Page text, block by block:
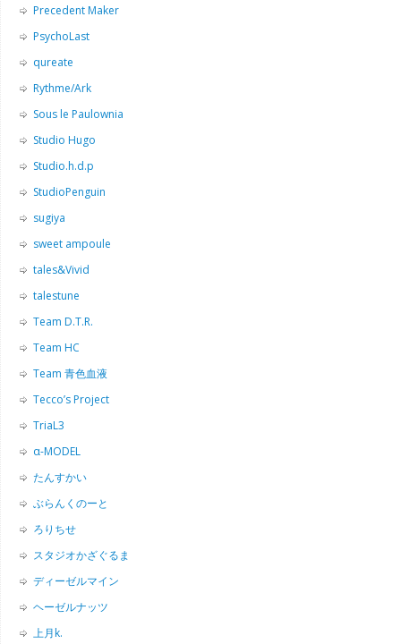
Precedent Maker
PsychoLast
qureate
Rythme/Ark
Sous le Paulownia
Studio Hugo
Studio.h.d.p
StudioPenguin
sugiya
sweet ampoule
tales&Vivid
talestune
Team D.T.R.
Team HC
Team 青色血液
Tecco’s Project
TriaL3
α-MODEL
たんすかい
ぶらんくのーと
ろりちせ
スタジオかざぐるま
ディーゼルマイン
ヘーゼルナッツ
上月k.